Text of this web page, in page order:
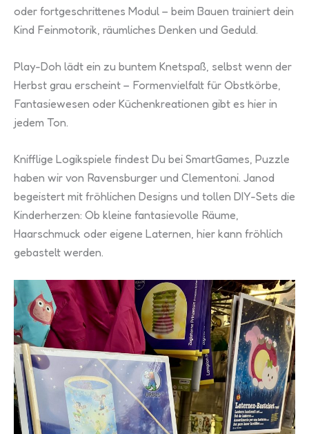
oder fortgeschrittenes Modul – beim Bauen trainiert dein
Kind Feinmotorik, räumliches Denken und Geduld.
Play-Doh lädt ein zu buntem Knetspaß, selbst wenn der
Herbst grau erscheint – Formenvielfalt für Obstkörbe,
Fantasiewesen oder Küchenkreationen gibt es hier in
jedem Ton.
Knifflige Logikspiele findest Du bei SmartGames, Puzzle
haben wir von Ravensburger und Clementoni. Janod
begeistert mit fröhlichen Designs und tollen DIY-Sets die
Kinderherzen: Ob kleine fantasievolle Räume,
Haarschmuck oder eigene Laternen, hier kann fröhlich
gebastelt werden.